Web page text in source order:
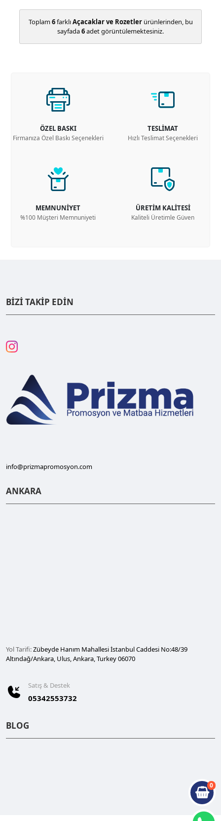
0
Toplam6farklıAçacaklar ve Rozetlerürünlerinden, bu
sayfada6adet görüntülemektesiniz.
ÖZEL BASKI
Firmanıza Özel Baskı Seçenekleri
TESLİMAT
Hızlı Teslimat Seçenekleri
MEMNUNİYET
%100 Müşteri Memnuniyeti
ÜRETİM KALİTESİ
Kaliteli Üretimle Güven
BİZİ TAKİP EDİN
info@prizmapromosyon.com
ANKARA
Yol Tarifi:Zübeyde Hanım Mahallesi İstanbul Caddesi No:48/39
Altındağ/Ankara, Ulus, Ankara, Turkey 06070
Satış & Destek
05342553732
BLOG